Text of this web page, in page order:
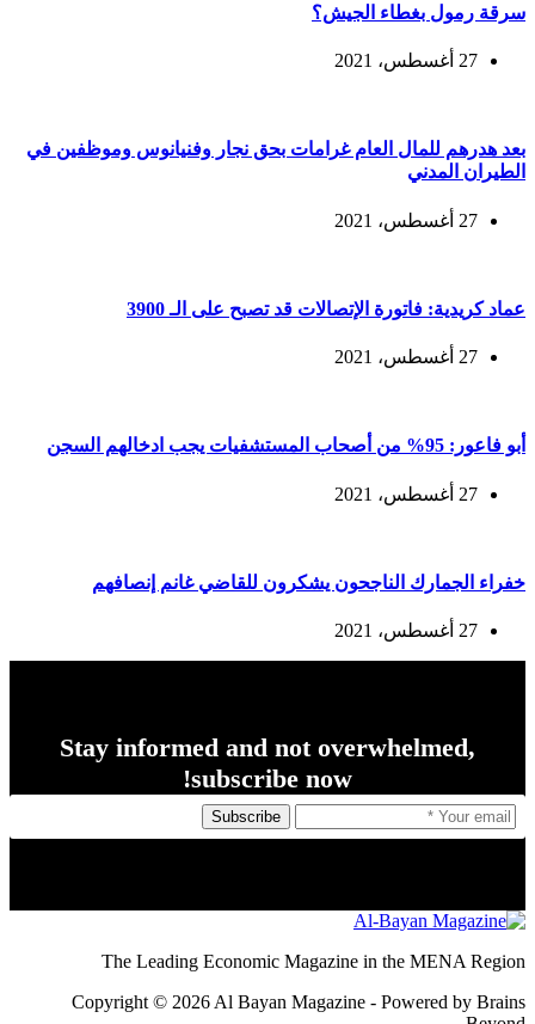
سرقة رمول بغطاء الجيش؟
27 أغسطس، 2021
بعد هدرهم للمال العام غرامات بحق نجار وفنيانوس وموظفين في
الطيران المدني
27 أغسطس، 2021
عماد كريدية: فاتورة الإتصالات قد تصبح على الـ 3900
27 أغسطس، 2021
أبو فاعور: 95% من أصحاب المستشفيات يجب ادخالهم السجن
27 أغسطس، 2021
خفراء الجمارك الناجحون يشكرون للقاضي غانم إنصافهم
27 أغسطس، 2021
Stay informed and not overwhelmed,
subscribe now!
Subscribe
The Leading Economic Magazine in the MENA Region
Copyright © 2026 Al Bayan Magazine - Powered by Brains